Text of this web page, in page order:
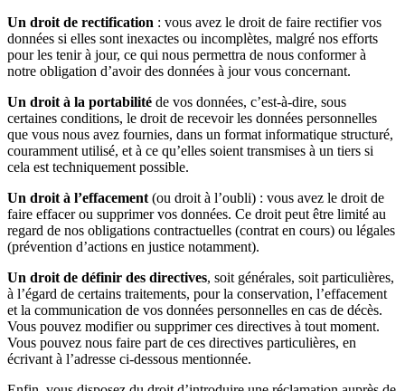
Un droit de rectification : vous avez le droit de faire rectifier vos
données si elles sont inexactes ou incomplètes, malgré nos efforts
pour les tenir à jour, ce qui nous permettra de nous conformer à
notre obligation d’avoir des données à jour vous concernant.
Un droit à la portabilité de vos données, c’est-à-dire, sous
certaines conditions, le droit de recevoir les données personnelles
que vous nous avez fournies, dans un format informatique structuré,
couramment utilisé, et à ce qu’elles soient transmises à un tiers si
cela est techniquement possible.
Un droit à l’effacement (ou droit à l’oubli) : vous avez le droit de
faire effacer ou supprimer vos données. Ce droit peut être limité au
regard de nos obligations contractuelles (contrat en cours) ou légales
(prévention d’actions en justice notamment).
Un droit de définir des directives, soit générales, soit particulières,
à l’égard de certains traitements, pour la conservation, l’effacement
et la communication de vos données personnelles en cas de décès.
Vous pouvez modifier ou supprimer ces directives à tout moment.
Vous pouvez nous faire part de ces directives particulières, en
écrivant à l’adresse ci-dessous mentionnée.